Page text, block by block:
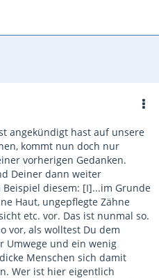
angekündigt hast auf unsere
kommt nun doch nur
vorherigen Gedanken.
Deiner dann weiter
diesem: [I]...im Grunde
Haut, ungepflegte Zähne
etc. vor. Das ist nunmal so.
vor, als wolltest Du dem
Umwege und ein wenig
Menschen sich damit
Wer ist hier eigentlich